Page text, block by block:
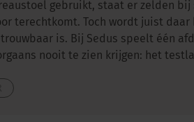
gebruikt, staat er zelden
terechtkomt. Toch wordt juist
is. Bij Sedus speelt één
nooit te zien krijgen: het